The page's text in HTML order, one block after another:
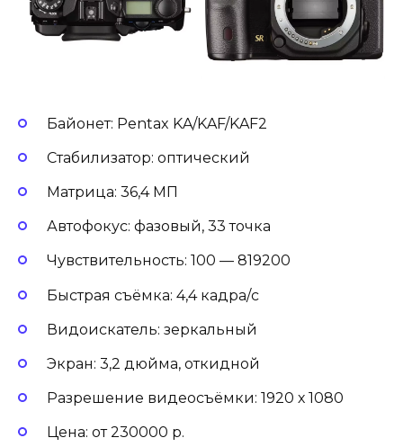
Байонет: Pentax KA/KAF/KAF2
Стабилизатор: оптический
Матрица: 36,4 МП
Автофокус: фазовый, 33 точка
Чувствительность: 100 — 819200
Быстрая съёмка: 4,4 кадра/с
Видоискатель: зеркальный
Экран: 3,2 дюйма, откидной
Разрешение видеосъёмки: 1920 х 1080
Цена: от 230000 р.